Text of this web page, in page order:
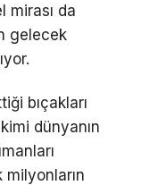
mirası da
gelecek
bıçakları
dünyanın